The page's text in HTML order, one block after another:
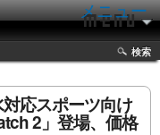
メニュー
検索
応スポーツ向け
2」登場、価格